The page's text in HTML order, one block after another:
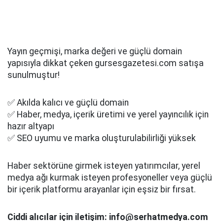
Yayın geçmişi, marka değeri ve güçlü domain
yapısıyla dikkat çeken gursesgazetesi.com satışa
sunulmuştur!
✅ Akılda kalıcı ve güçlü domain
✅ Haber, medya, içerik üretimi ve yerel yayıncılık için
hazır altyapı
✅ SEO uyumu ve marka oluşturulabilirliği yüksek
Haber sektörüne girmek isteyen yatırımcılar, yerel
medya ağı kurmak isteyen profesyoneller veya güçlü
bir içerik platformu arayanlar için eşsiz bir fırsat.
Ciddi alıcılar için iletişim: info@serhatmedya.com